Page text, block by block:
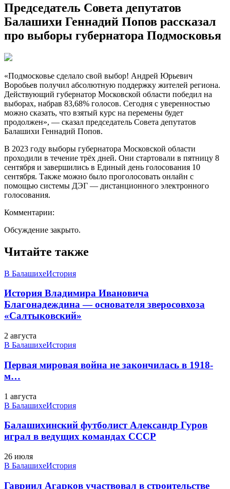
Председатель Совета депутатов
Балашихи Геннадий Попов рассказал
про выборы губернатора Подмосковья
«Подмосковье сделало свой выбор! Андрей Юрьевич
Воробьев получил абсолютную поддержку жителей региона.
Действующий губернатор Московской области победил на
выборах, набрав 83,68% голосов. Сегодня с уверенностью
можно сказать, что взятый курс на перемены будет
продолжен», — сказал председатель Совета депутатов
Балашихи Геннадий Попов.
В 2023 году выборы губернатора Московской области
проходили в течение трёх дней. Они стартовали в пятницу 8
сентября и завершились в Единый день голосования 10
сентября. Также можно было проголосовать онлайн с
помощью системы ДЭГ — дистанционного электронного
голосования.
Комментарии:
Обсуждение закрыто.
Читайте также
В БалашихеИстория
История Владимира Ивановича
Благонадеждина — основателя зверосовхоза
«Салтыковский»
2 августа
В БалашихеИстория
Первая мировая война не закончилась в 1918-
м…
1 августа
В БалашихеИстория
Балашихинский футболист Александр Гуров
играл в ведущих командах СССР
26 июля
В БалашихеИстория
Гавриил Агарков участвовал в строительстве